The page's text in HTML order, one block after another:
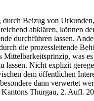
Beizug von
abklären, können
durchführen lassen.
die prozessleitende
Mittelbarkeitsprinzip, was
lassen. Nicht explizit
dem öffentlichen
dann verwertet
Thurgau, 2. Aufl.